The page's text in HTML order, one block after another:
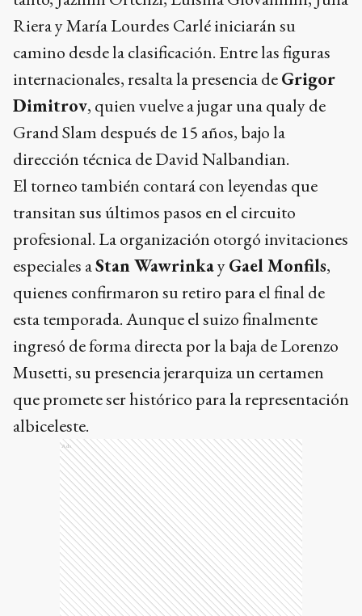
Riera y María Lourdes Carlé iniciarán su
camino desde la clasificación. Entre las figuras
internacionales, resalta la presencia deGrigor
Dimitrov, quien vuelve a jugar una qualy de
Grand Slam después de 15 años, bajo la
dirección técnica de David Nalbandian.
El torneo también contará con leyendas que
transitan sus últimos pasos en el circuito
profesional. La organización otorgó invitaciones
especiales aStan WawrinkayGael Monfils,
quienes confirmaron su retiro para el final de
esta temporada. Aunque el suizo finalmente
ingresó de forma directa por la baja de Lorenzo
Musetti, su presencia jerarquiza un certamen
que promete ser histórico para la representación
albiceleste.
Ads